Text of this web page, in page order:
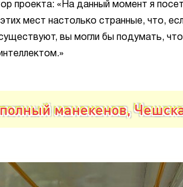
проекта: «На данный момент я
мест настолько странные, что,
вы могли бы подумать,
манекенов,